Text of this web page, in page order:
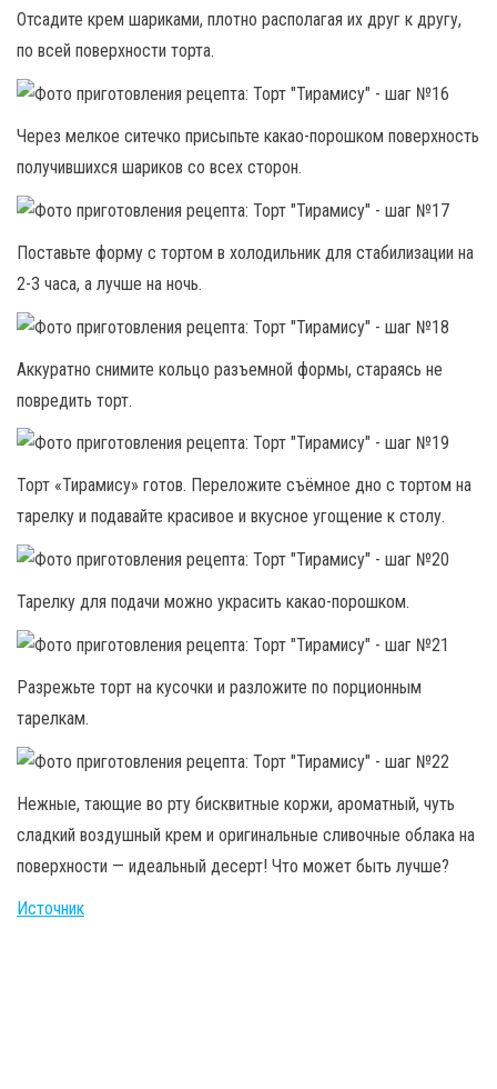
Отсадите крем шариками, плотно располагая их друг к другу,
по всей поверхности торта.
Через мелкое ситечко присыпьте какао-порошком поверхность
получившихся шариков со всех сторон.
Поставьте форму с тортом в холодильник для стабилизации на
2-3 часа, а лучше на ночь.
Аккуратно снимите кольцо разъемной формы, стараясь не
повредить торт.
Торт «Тирамису» готов. Переложите съёмное дно с тортом на
тарелку и подавайте красивое и вкусное угощение к столу.
Тарелку для подачи можно украсить какао-порошком.
Разрежьте торт на кусочки и разложите по порционным
тарелкам.
Нежные, тающие во рту бисквитные коржи, ароматный, чуть
сладкий воздушный крем и оригинальные сливочные облака на
поверхности — идеальный десерт! Что может быть лучше?
Источник